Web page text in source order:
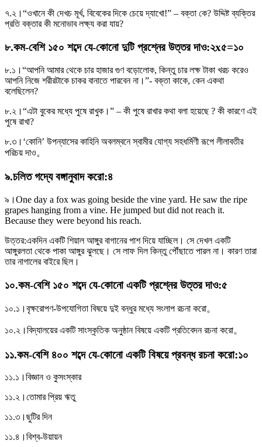
৭.২। “ওখানে কী দেখচ মূর্খ, বিবেকের দিকে চেয়ে দ্যাখাে!” – বক্তা কে? উদ্দিষ্ট ব্যক্তির
প্রতি বক্তার কী মনােভাব লক্ষ্য করা যায়?
৮.কম-বেশি ১৫০ শব্দে যে-কোনাে দুটি প্রশ্নের উত্তর দাও:২x৫=১০
৮.১। “আপনি আমার থেকে চার হাজার গুণ বড়ােলােক, কিন্তু চার লক্ষ টাকা খরচ করেও
আপনি নিজে শরীরটাকে চাকর বানাতে পারবেন না।”- বক্তা কাকে, কেন একথা
বলেছিলেন?
৮.২। “এটা বুকের মধ্যে পুষে রাখুক।” – কী পুষে রাখার কথা বলা হয়েছে ? কী কারণে এই
পুষে রাখা?
৮.৩। ‘কোনি’ উপন্যাসের কাহিনি অবলম্বনে স্বামীর যােগ্য সহধর্মিণী রূপে লীলাবতীর
পরিচয় দাও。
৯.চলিত গদ্যে বঙ্গানুবাদ করাে:৪
৯। One day a fox was going beside the vine yard. He saw the ripe
grapes hanging from a vine. He jumped but did not reach it.
Because they were beyond his reach.
উত্তর:একদিন একটি শিয়াল আঙ্গুর বাগানের পাশ দিয়ে যাচ্ছিল। সে দেখল একটি
আঙ্গুরলতা থেকে পাকা আঙ্গুর ঝুলছে। সে লাফ দিল কিন্তু পৌঁছাতে পারল না। কারণ তারা
তার নাগালের বাইরে ছিল।
১০.কম-বেশি ১৫০ শব্দে যে-কোনাে একটি প্রশ্নের উত্তর দাও:৫
১০.১। বৃক্ষরােপণ-উপযােগিতা বিষয়ে দুই বন্ধুর মধ্যে সংলাপ রচনা করাে。
১০.২। বিদ্যালয়ের একটি সাংস্কৃতিক অনুষ্ঠান বিষয়ে একটি প্রতিবেদন রচনা করাে。
১১.কম-বেশি ৪০০ শব্দে যে-কোনাে একটি বিষয়ে প্রবন্ধ রচনা করাে:১০
১১.১। বিজ্ঞান ও কুসংস্কার
১১.২। তােমার প্রিয় ঋতু
১১.৩। ছুটির দিন
১১.৪। বিশ্ব-উয়ায়ন